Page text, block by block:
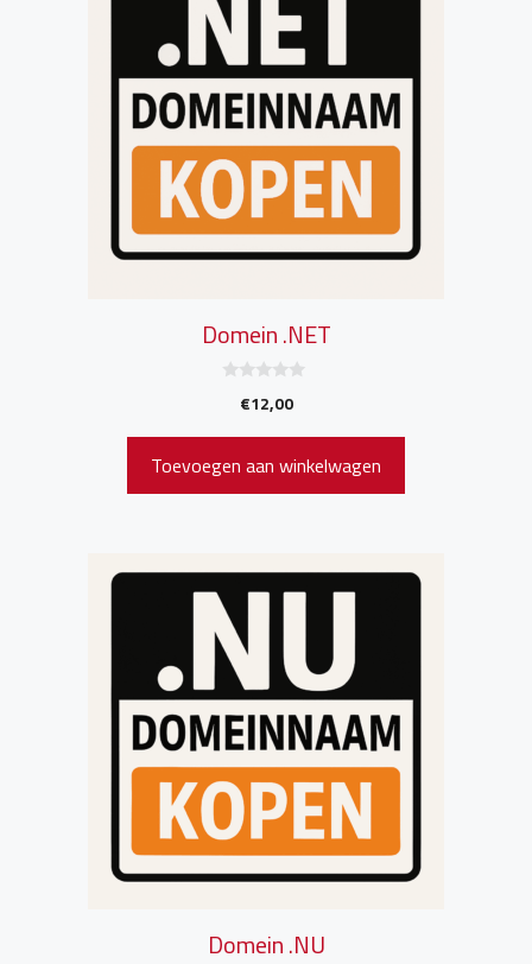
Domein .NET
n
€12,00
Toevoegen aan winkelwagen
Domein .NU